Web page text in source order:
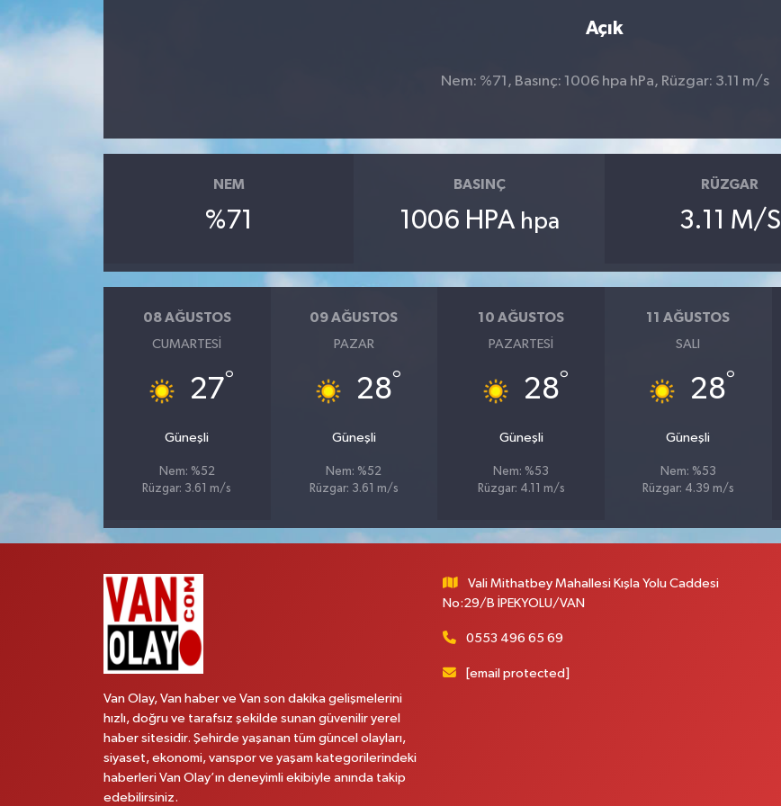
Açık
Nem: %71, Basınç: 1006 hpa hPa, Rüzgar: 3.11 m/s
NEM
%71
BASINÇ
1006 HPA hpa
RÜZGAR
3.11 M/S
08 AĞUSTOS
CUMARTESI
27°
Güneşli
Nem: %52
Rüzgar: 3.61 m/s
09 AĞUSTOS
PAZAR
28°
Güneşli
Nem: %52
Rüzgar: 3.61 m/s
10 AĞUSTOS
PAZARTESI
28°
Güneşli
Nem: %53
Rüzgar: 4.11 m/s
11 AĞUSTOS
SALI
28°
Güneşli
Nem: %53
Rüzgar: 4.39 m/s
Van Olay, Van haber ve Van son dakika gelişmelerini
hızlı, doğru ve tarafsız şekilde sunan güvenilir yerel
haber sitesidir. Şehirde yaşanan tüm güncel olayları,
siyaset, ekonomi, vanspor ve yaşam kategorilerindeki
haberleri Van Olay’ın deneyimli ekibiyle anında takip
edebilirsiniz.
Vali Mithatbey Mahallesi Kışla Yolu Caddesi
No:29/B İPEKYOLU/VAN
0553 496 65 69
[email protected]
RESMİ İLANLAR